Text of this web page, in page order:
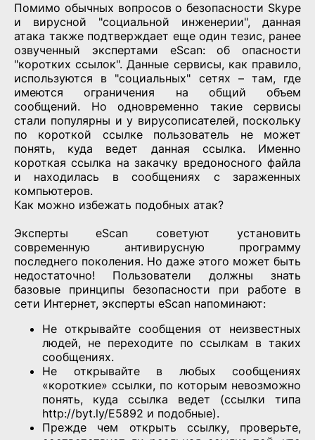
Помимо обычных вопросов о безопасности Skype
и вирусной "социальной инженерии", данная
атака также подтверждает еще один тезис, ранее
озвученный экспертами eScan: об опасности
"коротких ссылок". Данные сервисы, как правило,
используются в "социальных" сетях – там, где
имеются ограничения на общий объем
сообщений. Но одновременно такие сервисы
стали популярны и у вирусописателей, поскольку
по короткой ссылке пользователь не может
понять, куда ведет данная ссылка. Именно
короткая ссылка на закачку вредоносного файла
и находилась в сообщениях с зараженных
компьютеров.
Как можно избежать подобных атак?
Эксперты eScan советуют установить
современную антивирусную программу
последнего поколения. Но даже этого может быть
недостаточно! Пользователи должны знать
базовые принципы безопасности при работе в
сети Интернет, эксперты eScan напоминают:
Не открывайте сообщения от неизвестных
людей, не переходите по ссылкам в таких
сообщениях.
Не открывайте в любых сообщениях
«короткие» ссылки, по которым невозможно
понять, куда ссылка ведет (ссылки типа
http://byt.ly/E5892 и подобные).
Прежде чем открыть ссылку, проверьте,